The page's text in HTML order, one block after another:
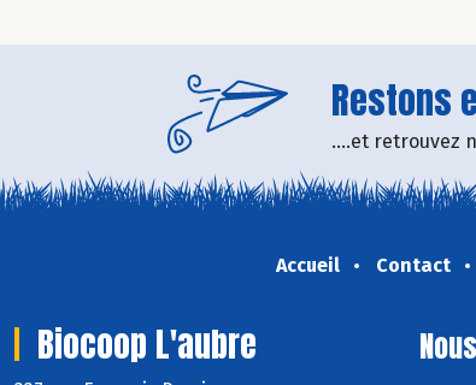
Restons
....et retrouvez
Accueil Contact
Biocoop L'aubre